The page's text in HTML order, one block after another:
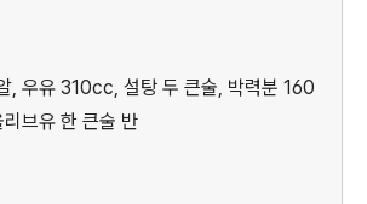
, 우유 310cc, 설탕 두 큰술, 박력분 160
브유 한 큰술 반